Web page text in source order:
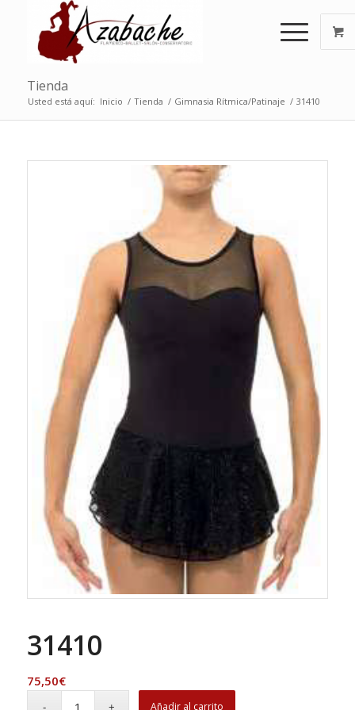
Tienda
Usted está aquí: Inicio / Tienda / Gimnasia Rítmica/Patinaje / 31410
31410
75,50€
Añadir al carrito